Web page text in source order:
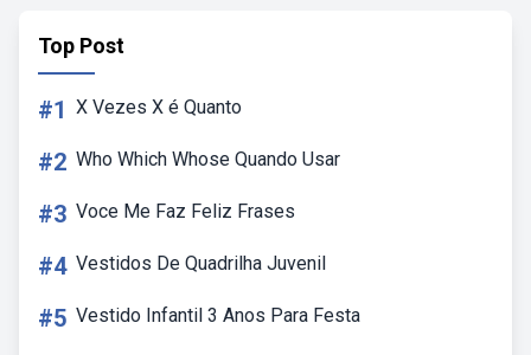
Top Post
#1 X Vezes X é Quanto
#2 Who Which Whose Quando Usar
#3 Voce Me Faz Feliz Frases
#4 Vestidos De Quadrilha Juvenil
#5 Vestido Infantil 3 Anos Para Festa